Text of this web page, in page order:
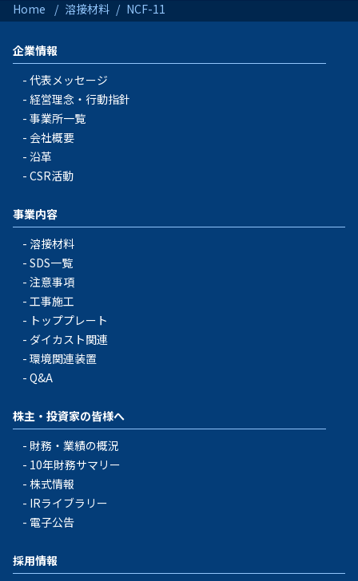
Home 溶接材料 NCF-11
企業情報
代表メッセージ
経営理念・行動指針
事業所一覧
会社概要
沿革
CSR活動
事業内容
溶接材料
SDS一覧
注意事項
工事施工
トッププレート
ダイカスト関連
環境関連装置
Q&A
株主・投資家の皆様へ
財務・業績の概況
10年財務サマリー
株式情報
IRライブラリー
電子公告
採用情報